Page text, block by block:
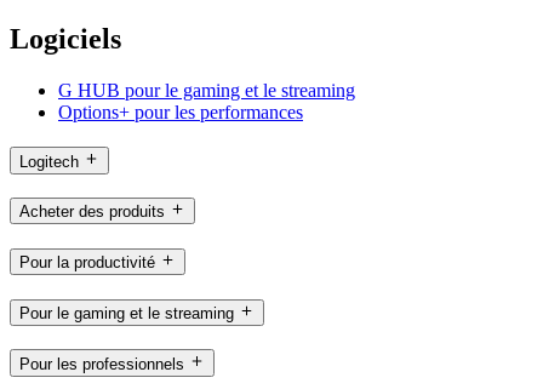
Logiciels
G HUB pour le gaming et le streaming
Options+ pour les performances
Logitech
Acheter des produits
Pour la productivité
Pour le gaming et le streaming
Pour les professionnels